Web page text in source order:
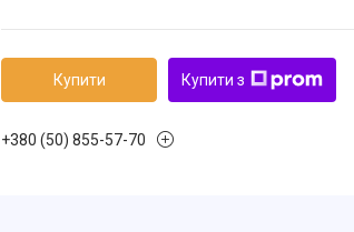
Купити Купити з
+380 (50) 855-57-70